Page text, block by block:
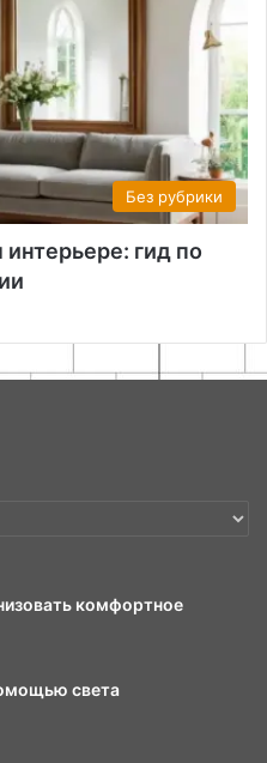
Без рубрики
гид по
комфортное
света